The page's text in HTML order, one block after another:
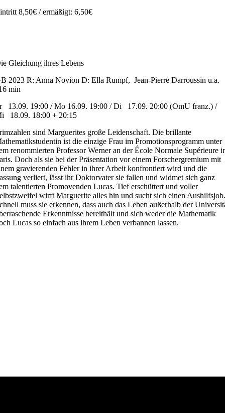
8,50€ / ermäßigt: 6,50€
Gleichung ihres Lebens
2023 R: Anna Novion D: Ella Rumpf, Jean-Pierre Darroussin u.a.
min
13.09. 19:00 /Mo 16.09. 19:00 /Di 17.09. 20:00 (OmU franz.) /
18.09. 18:00 + 20:15
sind Marguerites große Leidenschaft. Die brillante
ist die einzige Frau im Promotionsprogramm unter
renommierten Professor Werner an der École Normale Supérieure
Doch als sie bei der Präsentation vor einem Forschergremium mit
gravierenden Fehler in ihrer Arbeit konfrontiert wird und die
verliert, lässt ihr Doktorvater sie fallen und widmet sich ganz
talentierten Promovenden Lucas. Tief erschüttert und voller
wirft Marguerite alles hin und sucht sich einen
muss sie erkennen, dass auch das Leben außerhalb der
Erkenntnisse bereithält und sich weder die Mathematik
Lucas so einfach aus ihrem Leben verbannen lassen.